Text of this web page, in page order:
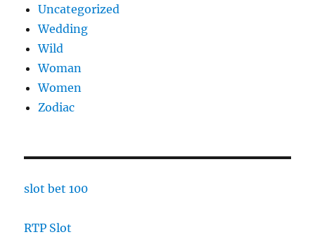
Uncategorized
Wedding
Wild
Woman
Women
Zodiac
slot bet 100
RTP Slot